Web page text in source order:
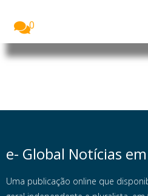
0
e- Global Notícias
Uma publicação online que